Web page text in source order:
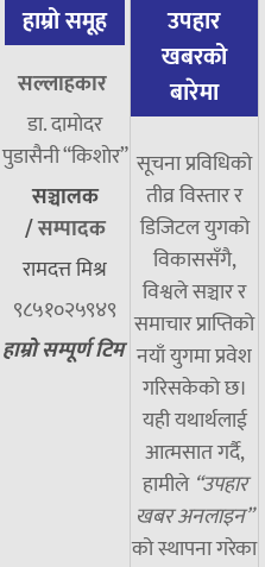
हाम्रो समूह
सल्लाहकार
डा. दामाेदर
पुडासैनी “किशाेर”
सञ्चालक
/सम्पादक
रामदत्त मिश्र
९८५१०२५९४९
हाम्रो सम्पूर्ण टिम
उपहार
खबरको
बारेमा
सूचना प्रविधिको
तीव्र विस्तार र
डिजिटल युगको
विकाससँगै,
विश्वले सञ्चार र
समाचार प्राप्तिको
नयाँ युगमा प्रवेश
गरिसकेको छ।
यही यथार्थलाई
आत्मसात गर्दै,
हामीले “उपहार
खबर अनलाइन”
को स्थापना गरेका